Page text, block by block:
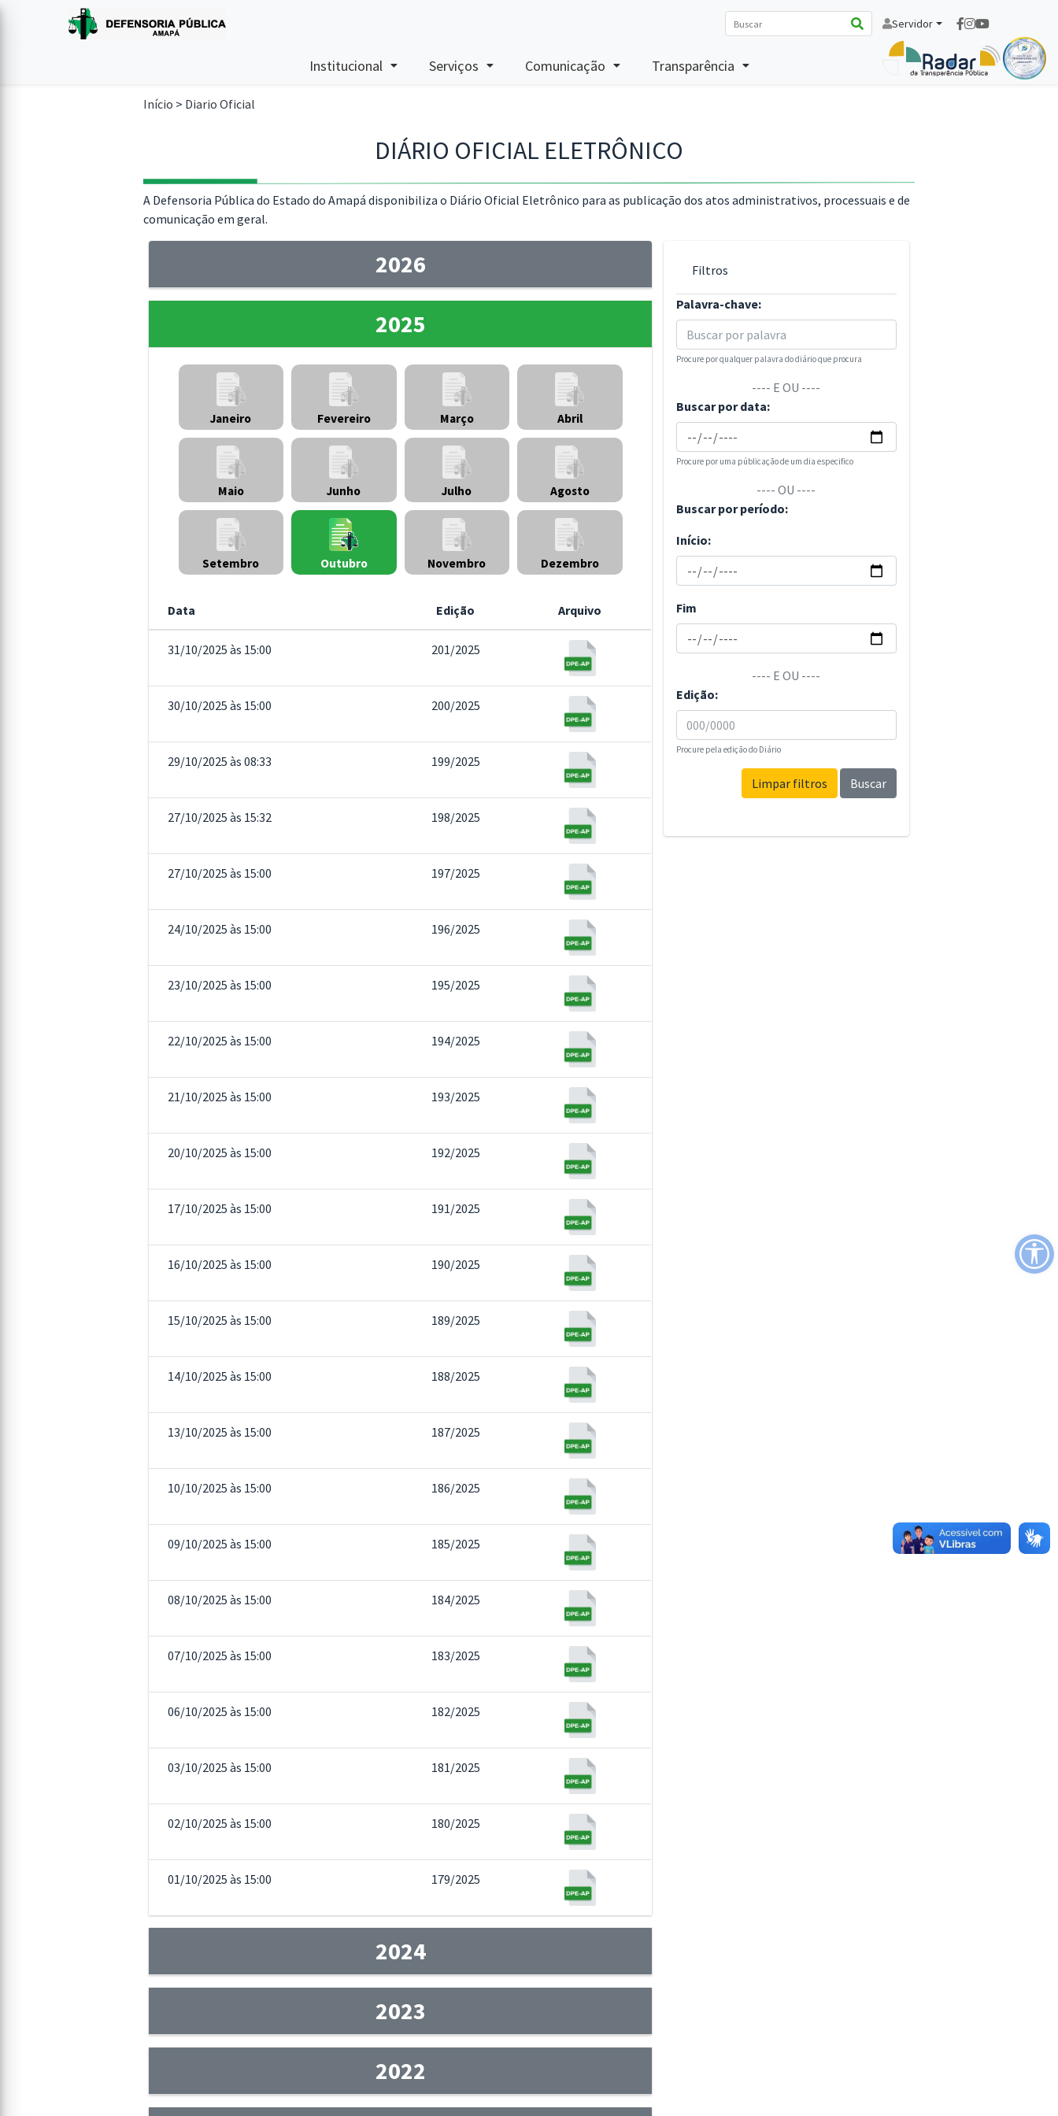
Servidor
Institucional Serviços Comunicação Transparência
Início > Diario Oficial
DIÁRIO OFICIAL ELETRÔNICO
A Defensoria Pública do Estado do Amapá disponibiliza o Diário Oficial Eletrônico para as publicação dos atos administrativos, processuais e de
comunicação em geral.
2026
2025
Janeiro Fevereiro Março Abril
Maio Junho Julho Agosto
Setembro Outubro Novembro Dezembro
Data Edição Arquivo
31/10/2025 às 15:00 201/2025
30/10/2025 às 15:00 200/2025
29/10/2025 às 08:33 199/2025
27/10/2025 às 15:32 198/2025
27/10/2025 às 15:00 197/2025
24/10/2025 às 15:00 196/2025
23/10/2025 às 15:00 195/2025
22/10/2025 às 15:00 194/2025
21/10/2025 às 15:00 193/2025
20/10/2025 às 15:00 192/2025
17/10/2025 às 15:00 191/2025
16/10/2025 às 15:00 190/2025
15/10/2025 às 15:00 189/2025
14/10/2025 às 15:00 188/2025
13/10/2025 às 15:00 187/2025
10/10/2025 às 15:00 186/2025
09/10/2025 às 15:00 185/2025
08/10/2025 às 15:00 184/2025
07/10/2025 às 15:00 183/2025
06/10/2025 às 15:00 182/2025
03/10/2025 às 15:00 181/2025
02/10/2025 às 15:00 180/2025
01/10/2025 às 15:00 179/2025
2024
2023
2022
Filtros
Palavra-chave:
Procure por qualquer palavra do diário que procura
---- E OU ----
Buscar por data:
Procure por uma públicação de um dia especifico
---- OU ----
Buscar por período:
Início:
Fim
---- E OU ----
Edição:
Procure pela edição do Diário
Limpar filtros Buscar